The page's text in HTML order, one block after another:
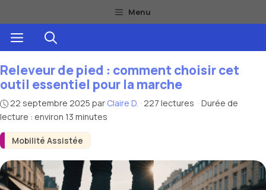
au
contenu
Menu
Menu
Mobilité Assistée
Releveur de pied : comment choisir cet
outil essentiel pour la marche
22 septembre 2025 par Claire D. · 227 lectures · Durée de
lecture : environ 13 minutes